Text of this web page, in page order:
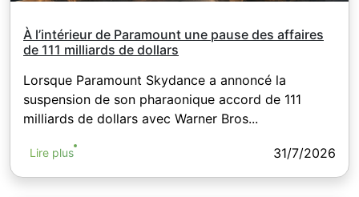
À l’intérieur de Paramount une pause des affaires
de 111 milliards de dollars
Lorsque Paramount Skydance a annoncé la
suspension de son pharaonique accord de 111
milliards de dollars avec Warner Bros...
Lire plus 31/7/2026